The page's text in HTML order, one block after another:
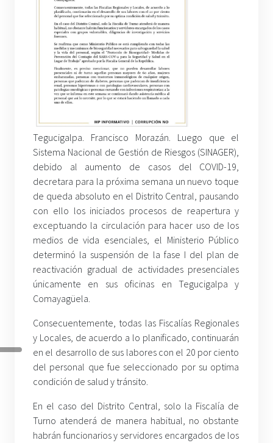
Tegucigalpa. Francisco Morazán. Luego que el
Sistema Nacional de Gestión de Riesgos (SINAGER),
debido al aumento de casos del COVID-19,
decretara para la próxima semana un nuevo toque
de queda absoluto en el Distrito Central, pausando
con ello los iniciados procesos de reapertura y
exceptuando la circulación para hacer uso de los
medios de vida esenciales, el Ministerio Público
determinó la suspensión de la fase I del plan de
reactivación gradual de actividades presenciales
únicamente en sus oficinas en Tegucigalpa y
Comayagüela.
Consecuentemente, todas las Fiscalías Regionales
y Locales, de acuerdo a lo planificado, continuarán
en el desarrollo de sus labores con el 20 por ciento
del personal que fue seleccionado por su optima
condición de salud y tránsito.
En el caso del Distrito Central, solo la Fiscalía de
Turno atenderá de manera habitual, no obstante
habrán funcionarios y servidores encargados de los